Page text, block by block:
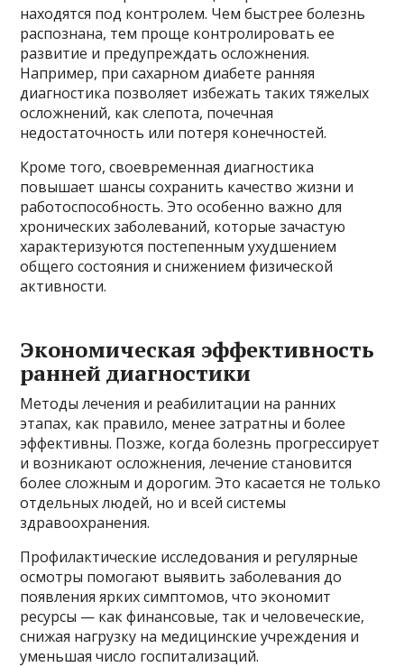
находятся под контролем. Чем быстрее болезнь
распознана, тем проще контролировать ее
развитие и предупреждать осложнения.
Например, при сахарном диабете ранняя
диагностика позволяет избежать таких тяжелых
осложнений, как слепота, почечная
недостаточность или потеря конечностей.
Кроме того, своевременная диагностика
повышает шансы сохранить качество жизни и
работоспособность. Это особенно важно для
хронических заболеваний, которые зачастую
характеризуются постепенным ухудшением
общего состояния и снижением физической
активности.
Экономическая эффективность
ранней диагностики
Методы лечения и реабилитации на ранних
этапах, как правило, менее затратны и более
эффективны. Позже, когда болезнь прогрессирует
и возникают осложнения, лечение становится
более сложным и дорогим. Это касается не только
отдельных людей, но и всей системы
здравоохранения.
Профилактические исследования и регулярные
осмотры помогают выявить заболевания до
появления ярких симптомов, что экономит
ресурсы — как финансовые, так и человеческие,
снижая нагрузку на медицинские учреждения и
уменьшая число госпитализаций.